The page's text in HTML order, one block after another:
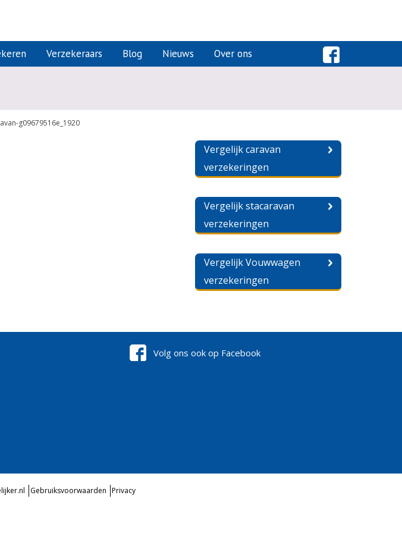
Verzekeraars Blog Nieuws Over ons
g09679516e_1920
Vergelijk caravan
verzekeringen
Vergelijk stacaravan
verzekeringen
Vergelijk Vouwwagen
verzekeringen
Volg ons ook op Facebook
Gebruiksvoorwaarden Privacy